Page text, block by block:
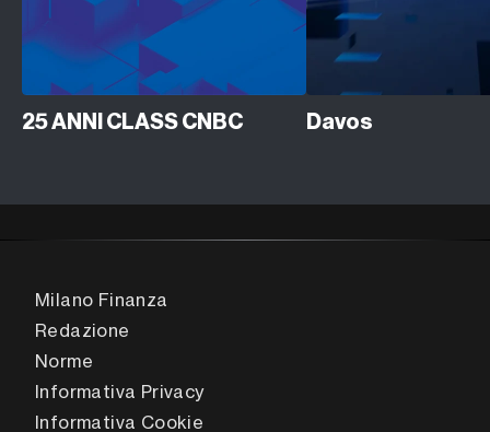
25 ANNI CLASS CNBC Davos
Milano Finanza
Redazione
Norme
Informativa Privacy
Informativa Cookie